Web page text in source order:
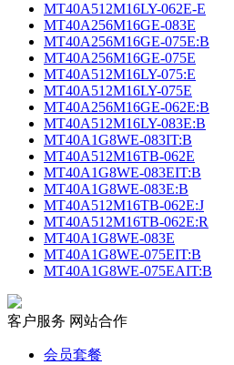
MT40A512M16LY-062E-E
MT40A256M16GE-083E
MT40A256M16GE-075E:B
MT40A256M16GE-075E
MT40A512M16LY-075:E
MT40A512M16LY-075E
MT40A256M16GE-062E:B
MT40A512M16LY-083E:B
MT40A1G8WE-083IT:B
MT40A512M16TB-062E
MT40A1G8WE-083EIT:B
MT40A1G8WE-083E:B
MT40A512M16TB-062E:J
MT40A512M16TB-062E:R
MT40A1G8WE-083E
MT40A1G8WE-075EIT:B
MT40A1G8WE-075EAIT:B
客户服务 网站合作
会员套餐